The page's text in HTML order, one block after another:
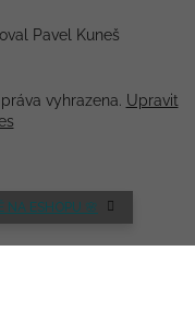
NA ESHOPU 🌸
Pavel Kuneš
vyhrazena. Upravit